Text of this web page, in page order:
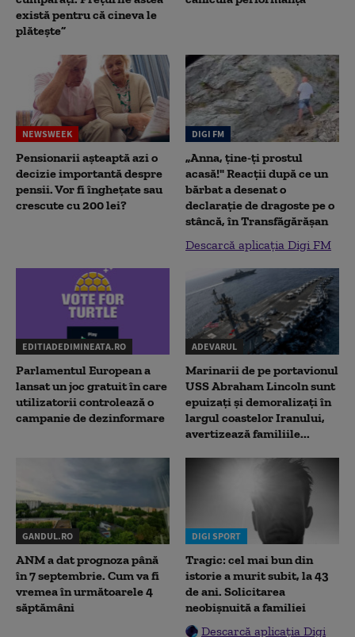
există pentru că cineva le
plătește”
NEWSWEEK
Pensionarii așteaptă azi o
decizie importantă despre
pensii. Vor fi înghețate sau
crescute cu 200 lei?
DIGI FM
„Anna, ţine-ţi prostul
acasă!" Reacţii după ce un
bărbat a desenat o
declaraţie de dragoste pe o
stâncă, în Transfăgărăşan
Descarcă aplicația Digi FM
EDITIADEDIMINEATA.RO
Parlamentul European a
lansat un joc gratuit în care
utilizatorii controlează o
campanie de dezinformare
ADEVARUL
Marinarii de pe portavionul
USS Abraham Lincoln sunt
epuizați și demoralizați în
largul coastelor Iranului,
avertizează familiile...
GANDUL.RO
ANM a dat prognoza până
în 7 septembrie. Cum va fi
vremea în următoarele 4
săptămâni
DIGI SPORT
Tragic: cel mai bun din
istorie a murit subit, la 43
de ani. Solicitarea
neobișnuită a familiei
Descarcă aplicația Digi